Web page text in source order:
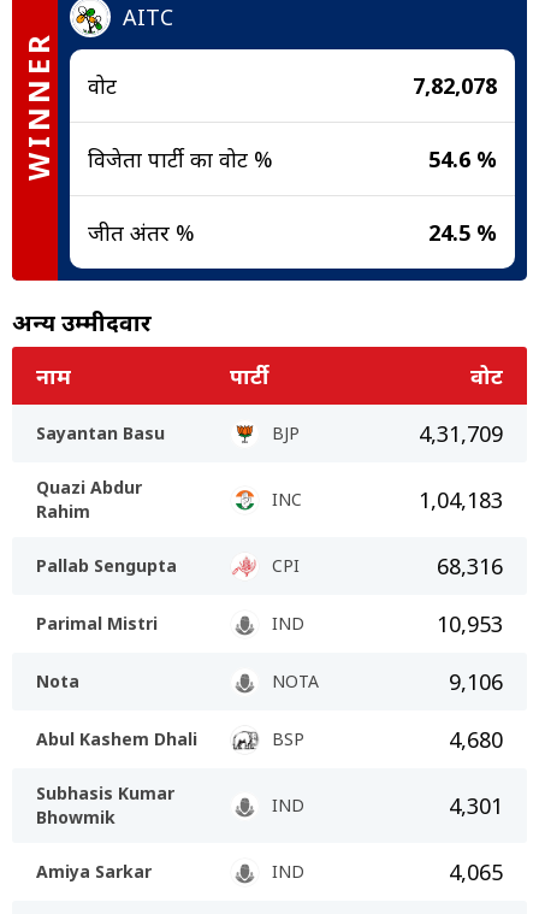
WINNER
AITC
वोट 7,82,078
विजेता पार्टी का वोट % 54.6 %
जीत अंतर % 24.5 %
अन्य उम्मीदवार
नाम पार्टी वोट
Sayantan Basu BJP 4,31,709
Quazi Abdur
Rahim
INC 1,04,183
Pallab Sengupta CPI 68,316
Parimal Mistri IND 10,953
Nota NOTA 9,106
Abul Kashem Dhali BSP 4,680
Subhasis Kumar
Bhowmik
IND 4,301
Amiya Sarkar IND 4,065